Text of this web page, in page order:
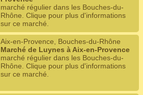
marché régulier dans les Bouches-du-
Rhône. Clique pour plus d'informations
sur ce marché.
Aix-en-Provence, Bouches-du-Rhône
Marché de Luynes à Aix-en-Provence
marché régulier dans les Bouches-du-
Rhône. Clique pour plus d'informations
sur ce marché.